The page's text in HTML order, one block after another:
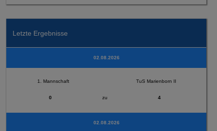
Letzte Ergebnisse
02.08.2026
1. Mannschaft TuS Marienborn II
0 zu 4
02.08.2026